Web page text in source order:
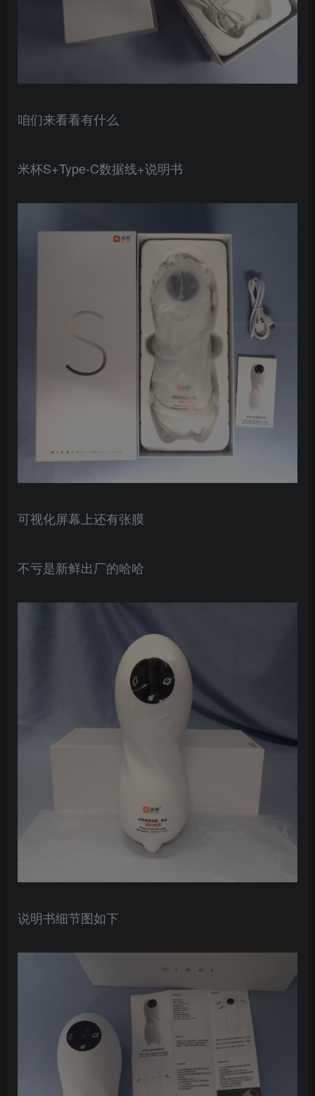
咱们来看看有什么
米杯S+Type-C数据线+说明书
可视化屏幕上还有张膜
不亏是新鲜出厂的哈哈
说明书细节图如下